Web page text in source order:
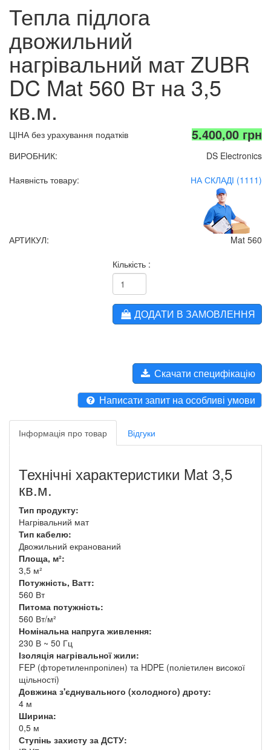
Тепла підлога
двожильний
нагрівальний мат ZUBR
DC Mat 560 Вт на 3,5
кв.м.
ЦІНА без урахування податків 5.400,00 грн
ВИРОБНИК:
DS Electronics
Наявність товару:
НА СКЛАДІ (1111)
АРТИКУЛ:
Mat 560
Кількість :
ДОДАТИ В ЗАМОВЛЕННЯ
Скачати специфікацію
Написати запит на особливі умови
Інформація про товар Відгуки
Технічні характеристики Mat 3,5
кв.м.
Тип продукту:
Нагрівальний мат
Тип кабелю:
Двожильний екранований
Площа, м²:
3,5 м²
Потужність, Ватт:
560 Вт
Питома потужність:
560 Вт/м²
Номінальна напруга живлення:
230 В ~ 50 Гц
Ізоляція нагрівальної жили:
FEP (фторетиленпропілен) та HDPE (поліетилен високої
щільності)
Довжина з'єднувального (холодного) дроту:
4 м
Ширина:
0,5 м
Ступінь захисту за ДСТУ: